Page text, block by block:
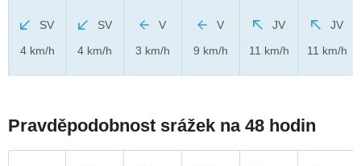
SV
4 km/h
SV
4 km/h
V
3 km/h
V
9 km/h
JV
11 km/h
JV
11 km/h
Pravděpodobnost srážek na 48 hodin